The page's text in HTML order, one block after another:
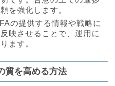
を強化します。
の提供する情報や戦略に
映させることで、運用に
ます。
質を高める方法